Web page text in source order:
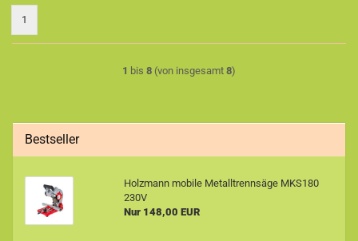
1
1 bis 8 (von insgesamt 8)
Bestseller
Holzmann mobile Metalltrennsäge MKS180
230V
Nur 148,00 EUR